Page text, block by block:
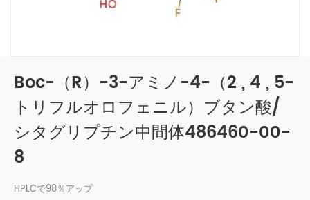
Boc-（r）-3-アミノ-4-（2 , 4 , 5-
トリフルオロフェニル）ブタン酸/
シタグリプチン中間体486460-00-
8
HPLCで98％アップ